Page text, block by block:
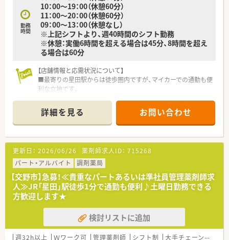
勤務
時間
10：00～19：00（休憩60分）
11：00～20：00（休憩60分）
09：00～13：00（休憩なし）
※上記シフトより、週40時間のシフト勤務
※休憩：実働6時間を超える場合は45分、8時間を超え
る場合は60分
【店舗情報と応需状況について】
■最寄りの星田駅からは徒歩圏内ですが、マイカーでの通勤も便
利な立地です。
を応需しています。
■1日70～80枚の処方箋を、常時薬剤師2～3名、事務員3名の手
厚い体制で対応します。
【求人情報について】
■ご年齢やご経験を考慮し、年収420万円から最大550万円まで
ご提示します。
■残業は月平均1時間未満とほとんどなく、プライベートの時間
をしっかり確保できます。
■お子様の急な体調不良によるお休みにも対応可能で、子育てに
大変理解のある環境です。
【勤務実態について】
■残業がほぼゼロで、希望休も通りやすいため、ワークライフバ
ランスを保てます。
詳細を見る お問い合わせ
更新日： 2026/06/26 薬剤師求人ID： 715268
パート・アルバイト
調剤薬局
【交野市】急募！≪貴重なパートあるいは準社員管理薬剤師求
人≫JR「星田」駅徒歩1分で通勤も便利♪土曜日勤務できる
方歓迎します★
検討リストに追加
週32h以上 Ｗワーク可 管理薬剤師 シフト制 大手チェーン以外